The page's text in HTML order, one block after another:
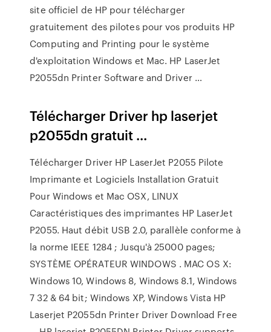
site officiel de HP pour télécharger
gratuitement des pilotes pour vos produits HP
Computing and Printing pour le système
d'exploitation Windows et Mac. HP LaserJet
P2055dn Printer Software and Driver …
Télécharger Driver hp laserjet
p2055dn gratuit ...
Télécharger Driver HP LaserJet P2055 Pilote
Imprimante et Logiciels Installation Gratuit
Pour Windows et Mac OSX, LINUX
Caractéristiques des imprimantes HP LaserJet
P2055. Haut débit USB 2.0, parallèle conforme à
la norme IEEE 1284 ; Jusqu'à 25000 pages;
SYSTÈME OPÉRATEUR WINDOWS . MAC OS X:
Windows 10, Windows 8, Windows 8.1, Windows
7 32 & 64 bit; Windows XP, Windows Vista HP
Laserjet P2055dn Printer Driver Download Free